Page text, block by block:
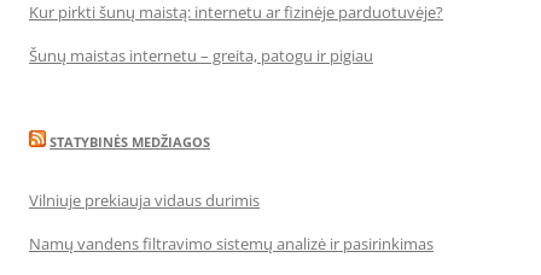
Kur pirkti šunų maistą: internetu ar fizinėje parduotuvėje?
Šunų maistas internetu – greita, patogu ir pigiau
STATYBINĖS MEDŽIAGOS
Vilniuje prekiauja vidaus durimis
Namų vandens filtravimo sistemų analizė ir pasirinkimas